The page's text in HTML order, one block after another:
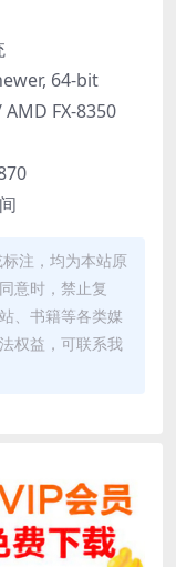
64-bit
FX-8350
注，均为本站原
意时，禁止复
、书籍等各类媒
权益，可联系我